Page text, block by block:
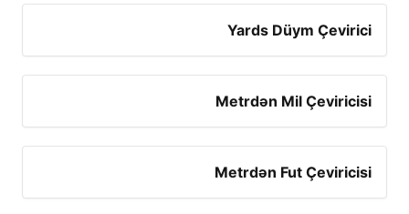
Yards Düym Çevirici
Metrdən Mil Çeviricisi
Metrdən Fut Çeviricisi